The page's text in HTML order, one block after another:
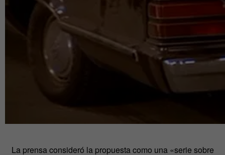
La prensa consideró la propuesta como una «serie sobre